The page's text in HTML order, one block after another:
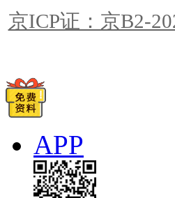
京ICP证：京B2-
APP